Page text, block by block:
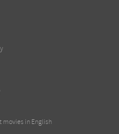
movies in English